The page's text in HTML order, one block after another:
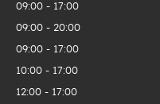
09:00 - 17:00
09:00 - 20:00
09:00 - 17:00
10:00 - 17:00
12:00 - 17:00